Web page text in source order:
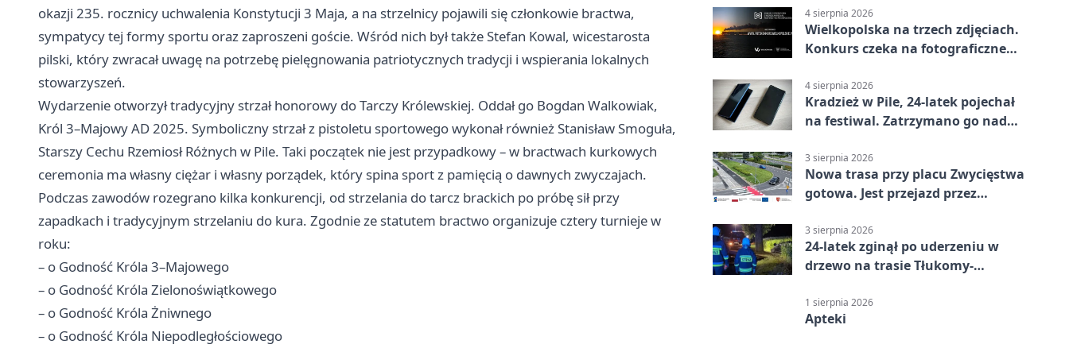
okazji 235. rocznicy uchwalenia Konstytucji 3 Maja, a na strzelnicy pojawili się członkowie bractwa,
sympatycy tej formy sportu oraz zaproszeni goście. Wśród nich był także Stefan Kowal, wicestarosta
pilski, który zwracał uwagę na potrzebę pielęgnowania patriotycznych tradycji i wspierania lokalnych
stowarzyszeń.
Wydarzenie otworzył tradycyjny strzał honorowy do Tarczy Królewskiej. Oddał go Bogdan Walkowiak,
Król 3–Majowy AD 2025. Symboliczny strzał z pistoletu sportowego wykonał również Stanisław Smoguła,
Starszy Cechu Rzemiosł Różnych w Pile. Taki początek nie jest przypadkowy – w bractwach kurkowych
ceremonia ma własny ciężar i własny porządek, który spina sport z pamięcią o dawnych zwyczajach.
Podczas zawodów rozegrano kilka konkurencji, od strzelania do tarcz brackich po próbę sił przy
zapadkach i tradycyjnym strzelaniu do kura. Zgodnie ze statutem bractwo organizuje cztery turnieje w
roku:
– o Godność Króla 3–Majowego
– o Godność Króla Zielonoświątkowego
– o Godność Króla Żniwnego
– o Godność Króla Niepodległościowego
4 sierpnia 2026
Wielkopolska na trzech zdjęciach.
Konkurs czeka na fotograficzne
4 sierpnia 2026
Kradzież w Pile, 24-latek pojechał
na festiwal. Zatrzymano go nad
3 sierpnia 2026
Nowa trasa przy placu Zwycięstwa
gotowa. Jest przejazd przez
3 sierpnia 2026
24-latek zginął po uderzeniu w
drzewo na trasie Tłukomy-
1 sierpnia 2026
Apteki